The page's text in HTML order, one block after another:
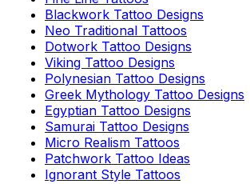
Blackwork Tattoo Designs
Neo Traditional Tattoos
Dotwork Tattoo Designs
Viking Tattoo Designs
Polynesian Tattoo Designs
Greek Mythology Tattoo Designs
Egyptian Tattoo Designs
Samurai Tattoo Designs
Micro Realism Tattoos
Patchwork Tattoo Ideas
Ignorant Style Tattoos